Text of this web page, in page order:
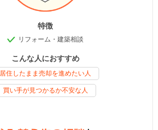
特徴
リフォーム・建築相談
こんな人におすすめ
居住したまま売却を進めたい人
買い手が見つかるか不安な人